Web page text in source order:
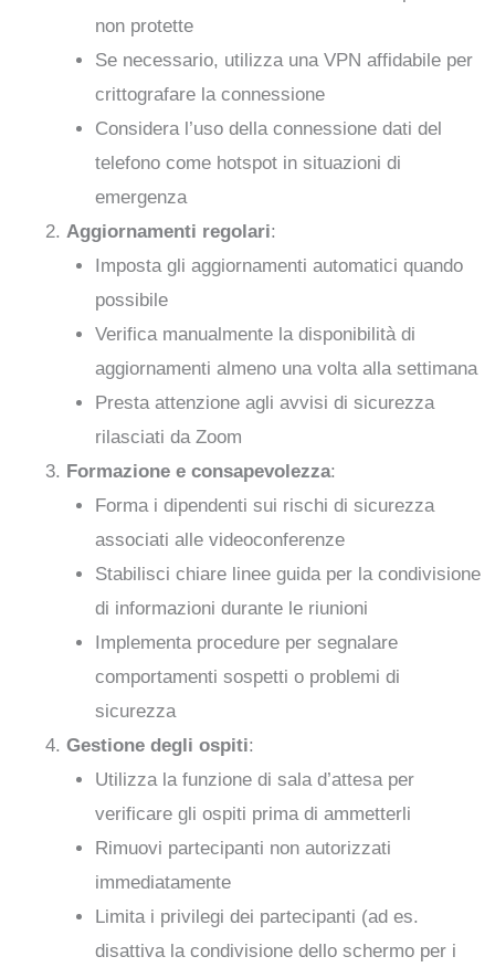
non protette
Se necessario, utilizza una VPN affidabile per
crittografare la connessione
Considera l’uso della connessione dati del
telefono come hotspot in situazioni di
emergenza
Aggiornamenti regolari:
Imposta gli aggiornamenti automatici quando
possibile
Verifica manualmente la disponibilità di
aggiornamenti almeno una volta alla settimana
Presta attenzione agli avvisi di sicurezza
rilasciati da Zoom
Formazione e consapevolezza:
Forma i dipendenti sui rischi di sicurezza
associati alle videoconferenze
Stabilisci chiare linee guida per la condivisione
di informazioni durante le riunioni
Implementa procedure per segnalare
comportamenti sospetti o problemi di
sicurezza
Gestione degli ospiti:
Utilizza la funzione di sala d’attesa per
verificare gli ospiti prima di ammetterli
Rimuovi partecipanti non autorizzati
immediatamente
Limita i privilegi dei partecipanti (ad es.
disattiva la condivisione dello schermo per i